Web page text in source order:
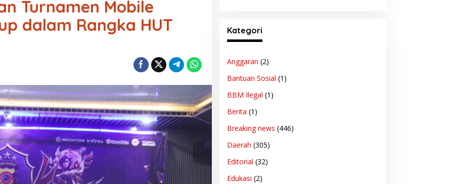
Turnamen Mobile
dalam Rangka HUT
Kategori
Anggaran (2)
Bantuan Sosial (1)
BBM Ilegal (1)
Berita (1)
Breaking news (446)
Daerah (305)
Editorial (32)
Edukasi (2)